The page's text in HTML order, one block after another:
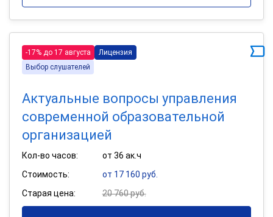
-17% до 17 августа
Лицензия
Выбор слушателей
Актуальные вопросы управления
современной образовательной
организацией
Кол-во часов:
от 36 ак.ч
Стоимость:
от 17 160 руб.
Старая цена:
20 760 руб.